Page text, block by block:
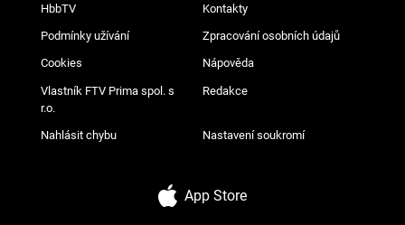
HbbTV Kontakty
Podmínky užívání Zpracování osobních údajů
Cookies Nápověda
Vlastník FTV Prima spol. s
r.o.
Redakce
Nahlásit chybu Nastavení soukromí
App Store